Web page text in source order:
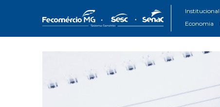
Institucional
Economia